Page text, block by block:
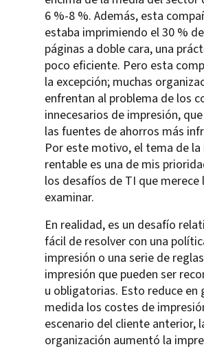
6 %-8 %. Además, esta
estaba imprimiendo el 30 %
páginas a doble cara, una
poco eficiente. Pero esta
la excepción; muchas
enfrentan al problema de los
innecesarios de impresión,
las fuentes de ahorros más
Por este motivo, el tema de la
rentable es una de mis
los desafíos de TI que merece
examinar.
En realidad, es un desafío
fácil de resolver con una
impresión o una serie de
impresión que pueden ser
u obligatorias. Esto reduce en
medida los costes de
escenario del cliente anterior,
organización aumentó la